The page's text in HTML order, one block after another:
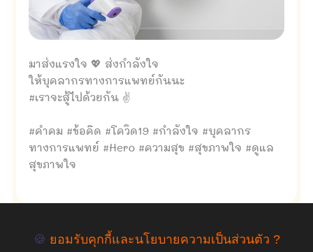
มาส่งแรงใจ 💖 ส่งกำลังใจ
ให้บุคลากรทางการแพทย์กันนะ
#เราจะสู้ไปด้วยกัน ✌
#คำคม #ข้อคิด #โควิด19 #กำลังใจ #บุคลากร
ทางการแพทย์ #Hero #ความสุข #สุขภาพใจ #ดูแล
สุขภาพใจ
🍪 ยอมรับคุกกี้และนโยบายความเป็นส่วนตัว ?